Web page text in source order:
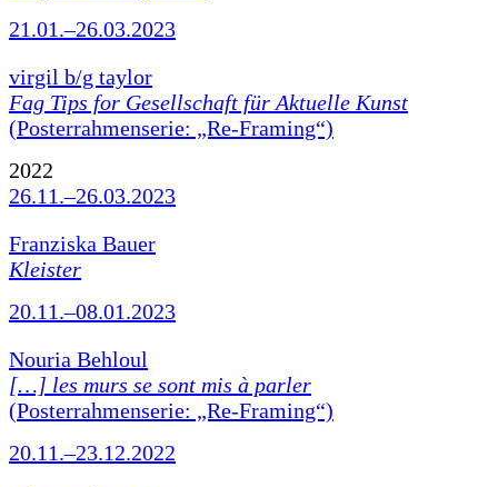
21.01.–26.03.2023
virgil b/g taylor
Fag Tips for Gesellschaft für Aktuelle Kunst
(Posterrahmenserie: „Re-Framing“)
2022
26.11.–26.03.2023
Franziska Bauer
Kleister
20.11.–08.01.2023
Nouria Behloul
[…] les murs se sont mis à parler
(Posterrahmenserie: „Re-Framing“)
20.11.–23.12.2022